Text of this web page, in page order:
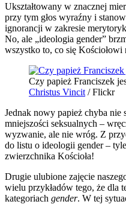
Ukształtowany w znacznej
przy tym głos wyraźny i
ignorancji w zakresie
No, ale „ideologia gender”
wszystko to, co się
Czy papież Franciszek
Christus Vincit / Flickr
Jednak nowy papież chyba nie
mniejszości seksualnych –
wyzwanie, ale nie wróg. Z
do listu o ideologii gender –
zwierzchnika Kościoła!
Drugie ulubione zajęcie
wielu przykładów tego, że dla
kategoriach gender. W tej